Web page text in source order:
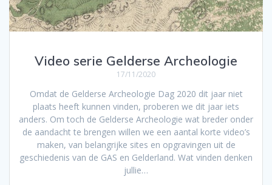
Video serie Gelderse Archeologie
17/11/2020
Omdat de Gelderse Archeologie Dag 2020 dit jaar niet
plaats heeft kunnen vinden, proberen we dit jaar iets
anders. Om toch de Gelderse Archeologie wat breder onder
de aandacht te brengen willen we een aantal korte video’s
maken, van belangrijke sites en opgravingen uit de
geschiedenis van de GAS en Gelderland. Wat vinden denken
jullie…